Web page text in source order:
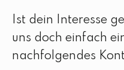
Ist dein Interesse
uns doch einfach
nachfolgendes